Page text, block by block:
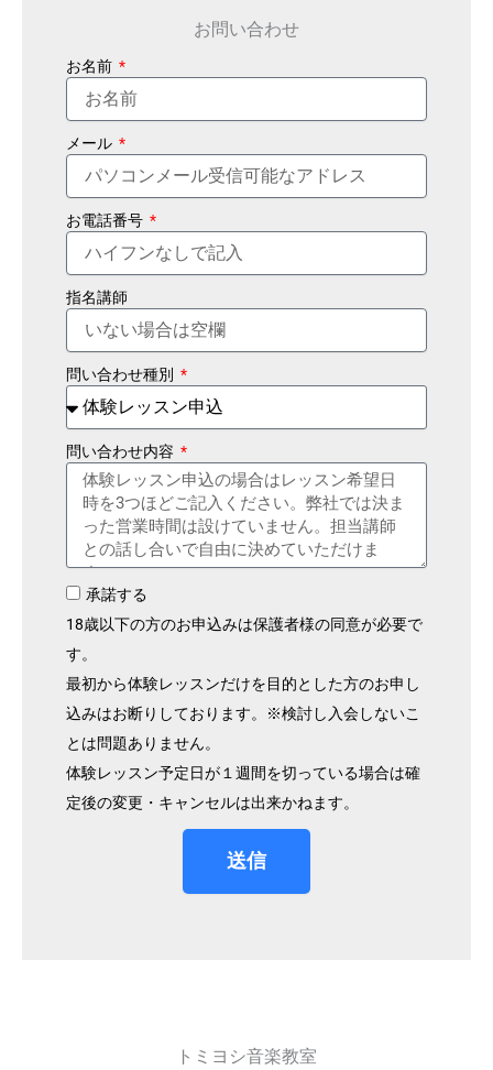
お問い合わせ
お名前
メール
お電話番号
指名講師
問い合わせ種別
問い合わせ内容
承諾する
18歳以下の方のお申込みは保護者様の同意が必要で
す。
最初から体験レッスンだけを目的とした方のお申し
込みはお断りしております。※検討し入会しないこ
とは問題ありません。
体験レッスン予定日が１週間を切っている場合は確
定後の変更・キャンセルは出来かねます。
送信
トミヨシ音楽教室